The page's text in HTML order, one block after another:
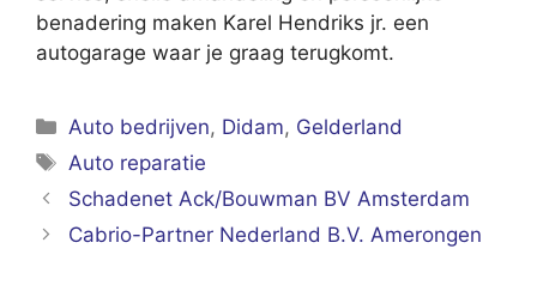
benadering maken Karel Hendriks jr. een
autogarage waar je graag terugkomt.
Categorieën
Auto bedrijven, Didam, Gelderland
Tags
Auto reparatie
Schadenet Ack/Bouwman BV Amsterdam
Cabrio-Partner Nederland B.V. Amerongen